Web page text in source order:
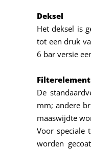
Deksel
Het deksel is
tot een druk
6 bar versie
Filterelement
De
mm; andere
maaswijdte
Voor speciale
worden